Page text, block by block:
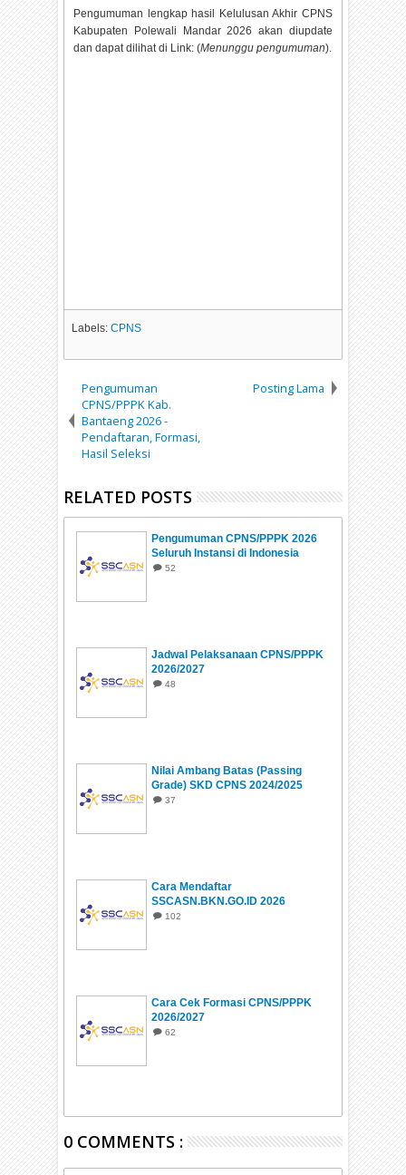
Pengumuman lengkap hasil Kelulusan Akhir CPNS
Kabupaten Polewali Mandar2026 akan diupdate
dan dapat dilihat di Link: (Menunggu pengumuman).
Labels:CPNS
Pengumuman
CPNS/PPPK Kab.
Bantaeng 2026 -
Pendaftaran, Formasi,
Hasil Seleksi
Posting Lama
RELATED POSTS
Pengumuman CPNS/PPPK 2026
Seluruh Instansi di Indonesia
52
Jadwal Pelaksanaan CPNS/PPPK
2026/2027
48
Nilai Ambang Batas (Passing
Grade) SKD CPNS 2024/2025
37
Cara Mendaftar
SSCASN.BKN.GO.ID 2026
102
Cara Cek Formasi CPNS/PPPK
2026/2027
62
0 COMMENTS :